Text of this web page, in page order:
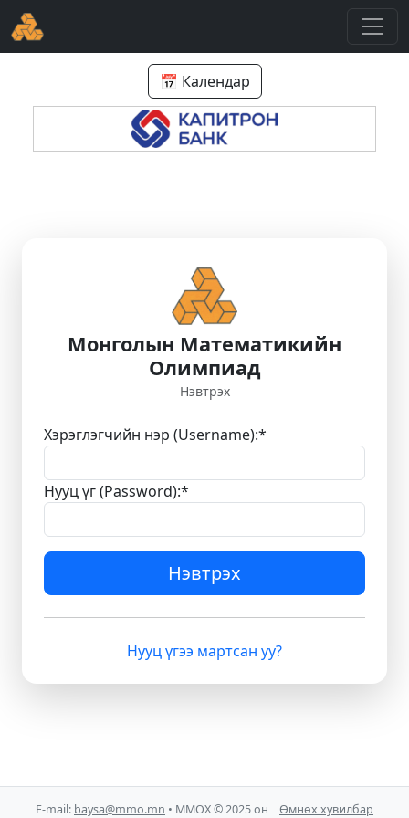
📅 Календар
Монголын Математикийн
Олимпиад
Нэвтрэх
Хэрэглэгчийн нэр (Username):*
Нууц үг (Password):*
Нэвтрэх
Нууц үгээ мартсан уу?
E-mail: baysa@mmo.mn • ММОХ © 2025 он Өмнөх хувилбар